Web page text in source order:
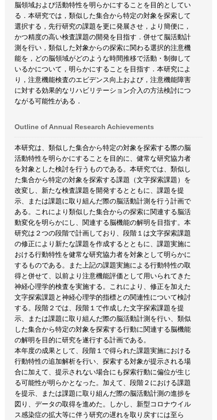
脳領域および活動特性を明らかにすることを目的としてい
る．本研究では，類似した集合から特定の対象を探索して
選択する，先行研究の課題を更に発展させ，より簡便に，
かつ精度の高い検査課題の開発を目指す．併せて脳活動計
測を行い，類似した対象からの探索に関わる選択的注意機
能を，どの脳領域がどのような時間推移で活動・制御して
いるかについて，明らかにすることを目指す．本研究によ
り，注意機能検査のエビデンス向上および，注意機能障害
に対する効果的なリハビリテーション介入の方法検討につ
ながる可能性がある．
Outline of Annual Research Achievements
本研究は、類似した集合から特定の対象を探索する際の脳
活動特性を明らかにすることを目的に、健常な研究協力者
を対象とした検討を行うものである。本研究では、類似し
た集合から特定の対象を探索する課題（文字探索課題）を
改変し、新たな検査課題を開発するとともに、課題を提
示、または課題に取り組んだ際の脳活動計測を行う計画で
ある。これにより類似した集合からの探索に関連する脳活
動変化を明らかにし、関連する脳機能の解明を目指す。本
研究は２つの段階で計画しており、段階１は文字探索課題
の修正により新たな課題を作成するとともに、課題実施に
おける行動特性を健常な研究協力者を対象として明らかに
するものである。また上記の課題実施による行動特性の取
得と併せて、以前より注意機能評価として用いられてきた
神経心理学的検査を実施する。これにより、修正を加えた
文字探索課題と神経心理学的指標との関連性について検討
する。段階２では、段階１で作成した文字探索課題を提
示、または課題に取り組んだ際の脳活動計測を行い、類似
した集合から特定の対象を探索する行動に関連する脳機能
の解明を目的に研究を遂行する計画である。
本年度の成果として、段階１で得られた課題実施における
行動特性の追加解析を行い、探索する対象が提示される場
合に加えて、提示されない場合にも探索行動に偏位が生じ
る可能性が明らかとなった。加えて、段階２における課題
を提示、または課題に取り組んだ際の脳活動計測の進捗を
図り、データの取得を進めた。しかし、新型コロナウイル
ス感染症の拡大等に伴う研究の遅れを取り戻すには至ら